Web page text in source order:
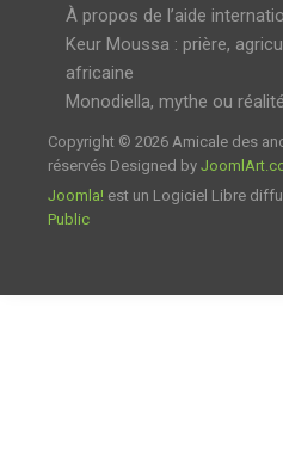
À propos de l’aide
Keur Moussa : prière,
africaine
Monodiella, mythe ou
Copyright © 2026 Amicale des
réservés Designed by
Joomla! est un Logiciel Libre
Public